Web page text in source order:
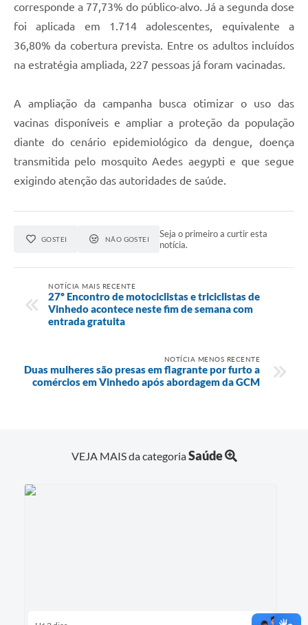
corresponde a 77,73% do público-alvo. Já a segunda dose
foi aplicada em 1.714 adolescentes, equivalente a
36,80% da cobertura prevista. Entre os adultos incluídos
na estratégia ampliada, 227 pessoas já foram vacinadas.
A ampliação da campanha busca otimizar o uso das
vacinas disponíveis e ampliar a proteção da população
diante do cenário epidemiológico da dengue, doença
transmitida pelo mosquito Aedes aegypti e que segue
exigindo atenção das autoridades de saúde.
GOSTEI NÃO GOSTEI
Seja o primeiro a curtir esta
notícia.
NOTÍCIA MAIS RECENTE
27º Encontro de motociclistas e triciclistas de
Vinhedo acontece neste fim de semana com
entrada gratuita
NOTÍCIA MENOS RECENTE
Duas mulheres são presas em flagrante por furto a
comércios em Vinhedo após abordagem da GCM
VEJA MAIS da categoriaSaúde